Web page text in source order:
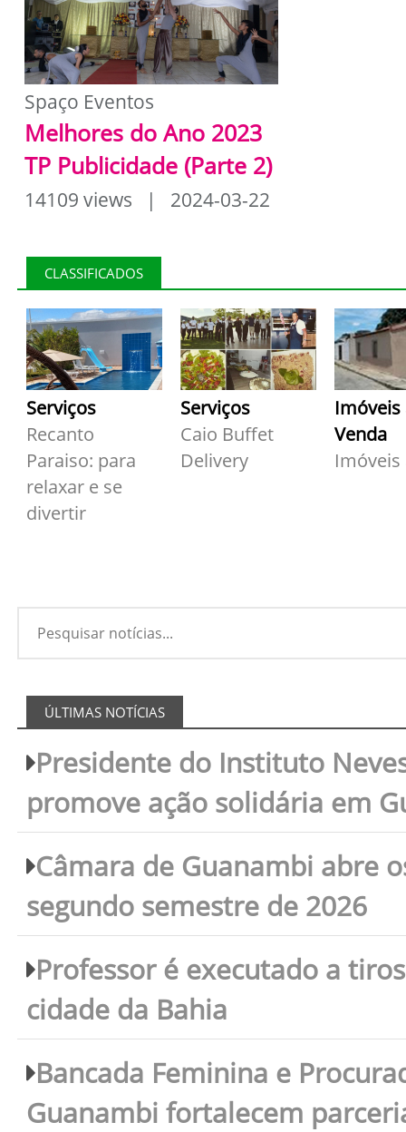
Spaço Eventos
Melhores do Ano 2023
TP Publicidade (Parte 2)
14109 views | 2024-03-22
CLASSIFICADOS
Serviços
Recanto
Paraiso: para
relaxar e se
divertir
Serviços
Caio Buffet
Delivery
Imóveis
Venda
Imóveis
ÚLTIMAS NOTÍCIAS
Presidente do Instituto
promove ação solidária em
Câmara de Guanambi abre
segundo semestre de 2026
Professor é executado a
cidade da Bahia
Bancada Feminina e
Guanambi fortalecem